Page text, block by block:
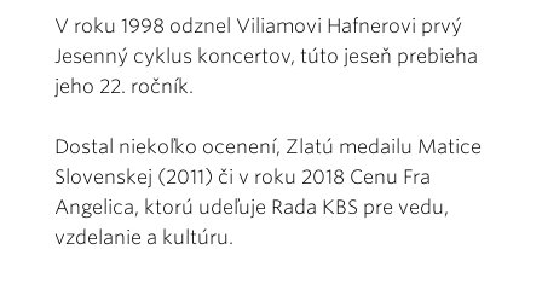
V roku 1998 odznel Viliamovi Hafnerovi prvý
Jesenný cyklus koncertov, túto jeseň prebieha
jeho 22. ročník.
Dostal niekoľko ocenení, Zlatú medailu Matice
Slovenskej (2011) či v roku 2018 Cenu Fra
Angelica, ktorú udeľuje Rada KBS pre vedu,
vzdelanie a kultúru.